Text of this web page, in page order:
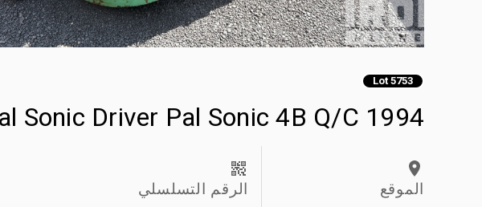
Lot 5753
1994 Pal Sonic Driver Pal Sonic 4B Q/C مطرقة قلع
الموقع الرقم التسلسلي